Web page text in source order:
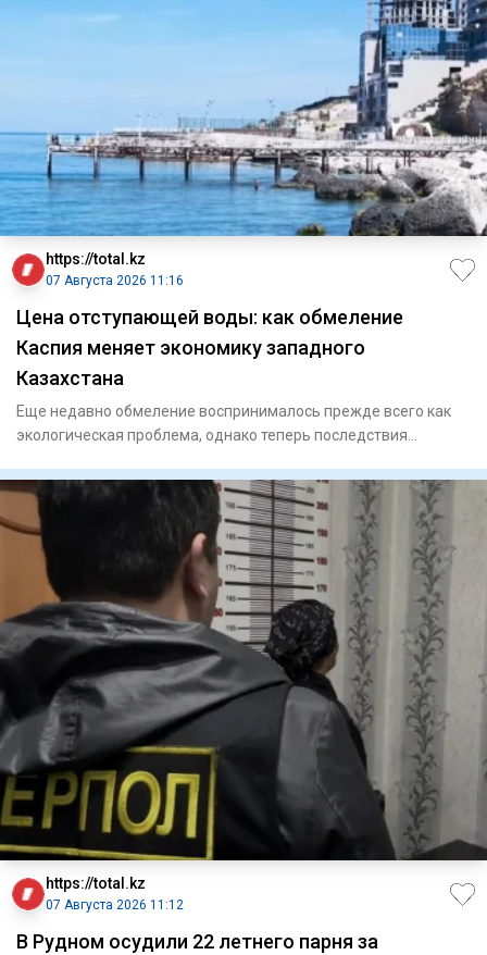
https://total.kz
07 Августа 2026 11:16
Цена отступающей воды: как обмеление
Каспия меняет экономику западного
Казахстана
Еще недавно обмеление воспринималось прежде всего как
экологическая проблема, однако теперь последствия
https://total.kz
07 Августа 2026 11:12
В Рудном осудили 22 летнего парня за